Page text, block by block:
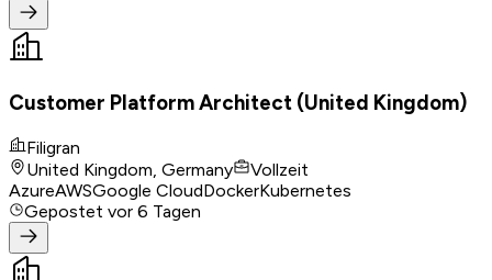
Customer Platform Architect (United Kingdom)
Filigran
United Kingdom, Germany
Vollzeit
AzureAWSGoogle CloudDockerKubernetes
Gepostet vor 6 Tagen